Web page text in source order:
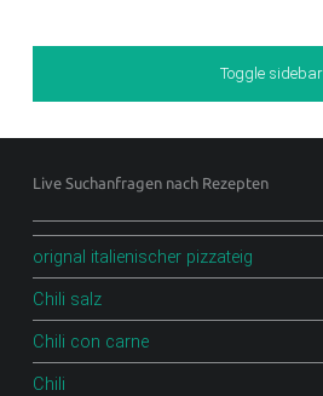
Sidebar
Toggle sidebar
Footer sidebar
Live Suchanfragen nach Rezepten
orignal italienischer pizzateig
Chili salz
Chili con carne
Chili